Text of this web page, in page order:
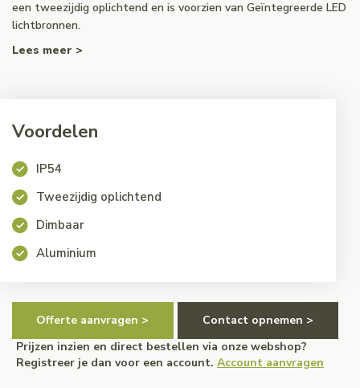
een tweezijdig oplichtend en is voorzien van Geïntegreerde LED
lichtbronnen.
Lees meer >
Voordelen
IP54
Tweezijdig oplichtend
Dimbaar
Aluminium
Offerte aanvragen >
Contact opnemen >
Prijzen inzien en direct bestellen via onze webshop?
Registreer je dan voor een account. Account aanvragen